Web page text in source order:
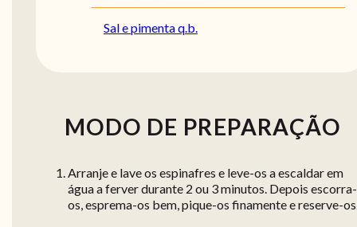
Sal e pimenta q.b.
MODO DE PREPARAÇÃO
Arranje e lave os espinafres e leve-os a escaldar em
água a ferver durante 2 ou 3 minutos. Depois escorra-
os, esprema-os bem, pique-os finamente e reserve-